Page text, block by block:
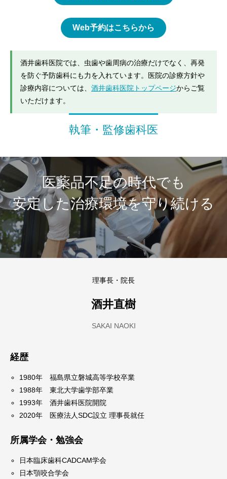
Web予約はこちらから
酒井歯科医院では、虫歯や歯周病の治療だけでなく、再発
を防ぐ予防歯科にも力を入れています。医院の診療方針や
診療内容については、 酒井歯科医院トップページからご覧
いただけます。
執筆・監修歯科医
医薬品不足の時代でも
安定した治療環境を守り続ける
理事長・院長
酒井直樹
SAKAI NAOKI
経歴
1980年 福島県立磐城高等学校卒業
1988年 東北大学歯学部卒業
1993年 酒井歯科医院開院
2020年 医療法人SDC設立 理事長就任
所属学会・勉強会
日本臨床歯科CADCAM学会
日本顎咬合学会